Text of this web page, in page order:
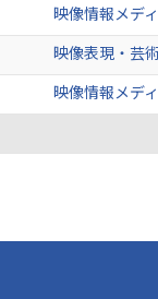
映像情報メデ
映像表現・芸
映像情報メデ